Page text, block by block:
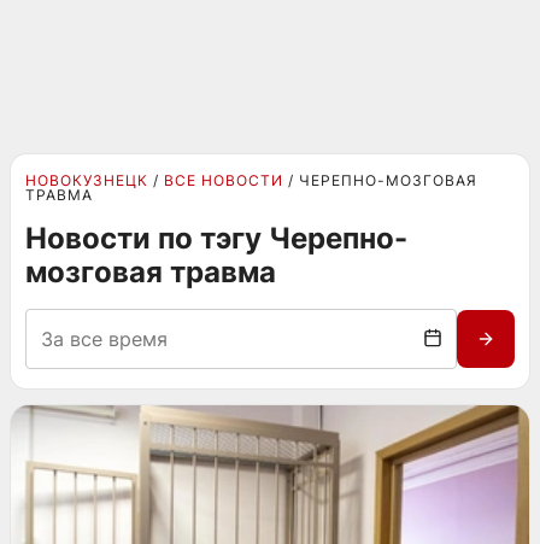
НОВОКУЗНЕЦК ВСЕ НОВОСТИ
ЧЕРЕПНО-МОЗГОВАЯ
ТРАВМА
Новости по тэгу Черепно-
мозговая травма